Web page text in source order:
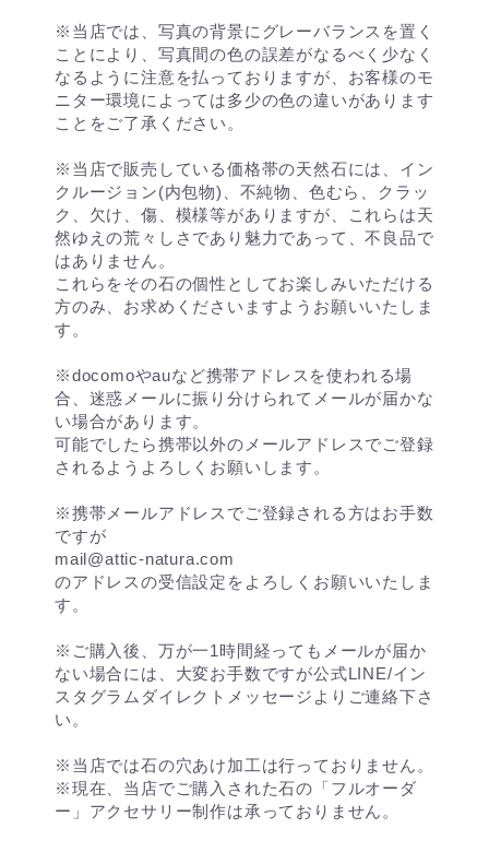
※当店では、写真の背景にグレーバランスを置く
ことにより、写真間の色の誤差がなるべく少なく
なるように注意を払っておりますが、お客様のモ
ニター環境によっては多少の色の違いがあります
ことをご了承ください。
※当店で販売している価格帯の天然石には、イン
クルージョン(内包物)、不純物、色むら、クラッ
ク、欠け、傷、模様等がありますが、これらは天
然ゆえの荒々しさであり魅力であって、不良品で
はありません。
これらをその石の個性としてお楽しみいただける
方のみ、お求めくださいますようお願いいたしま
す。
※docomoやauなど携帯アドレスを使われる場
合、迷惑メールに振り分けられてメールが届かな
い場合があります。
可能でしたら携帯以外のメールアドレスでご登録
されるようよろしくお願いします。
※携帯メールアドレスでご登録される方はお手数
ですが
mail@attic-natura.com
のアドレスの受信設定をよろしくお願いいたしま
す。
※ご購入後、万が一1時間経ってもメールが届か
ない場合には、大変お手数ですが公式LINE/イン
スタグラムダイレクトメッセージよりご連絡下さ
い。
※当店では石の穴あけ加工は行っておりません。
※現在、当店でご購入された石の「フルオーダ
ー」アクセサリー制作は承っておりません。